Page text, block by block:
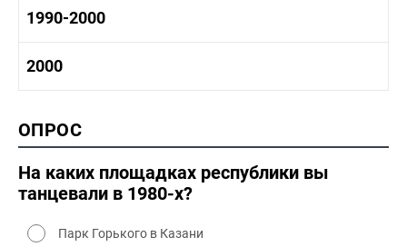
1970 - 1980 быт
1980 -1990 история
1980-1990 культура
1990-2000
1990-2000 культура
2000
2000 промышленность
2000 культура
ОПРОС
На каких площадках республики вы
танцевали в 1980-х?
Парк Горького в Казани